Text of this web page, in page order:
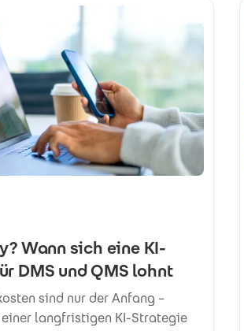
Wann sich eine KI-
DMS und QMS lohnt
sind nur der Anfang –
langfristigen KI-Strategie